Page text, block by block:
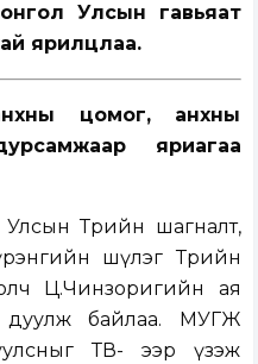
Улсын гавьяат
ярилцлаа.
цомог, анхны
яриагаа
Төрийн шагналт,
шүлэг Төрийн
Ц.Чинзоригийн ая
дуулж байлаа. МУГЖ
ТВ- ээр үзэж